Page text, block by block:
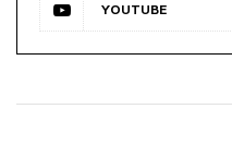
YOUTUBE